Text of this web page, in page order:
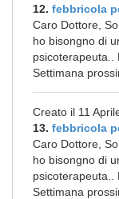
12. febbricola
Caro Dottore,
ho bisongno di
psicoterapeuta..
Settimana
Creato il 11
13. febbricola
Caro Dottore,
ho bisongno di
psicoterapeuta..
Settimana